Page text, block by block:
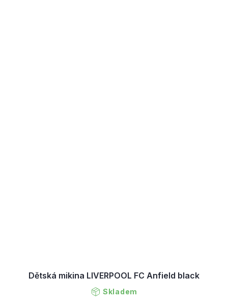
Dětská mikina LIVERPOOL FC Anfield black
Skladem